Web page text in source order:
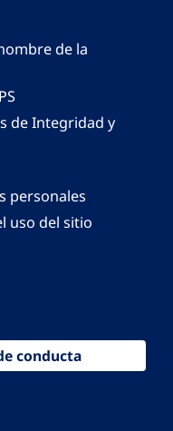
de la
de Integridad y
personales
uso del sitio
conducta